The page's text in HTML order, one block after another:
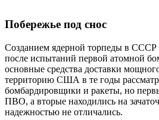
Побережье под снос
Созданием ядерной торпеды в СССР
после испытаний первой атомной
основные средства доставки
территорию США в те годы
бомбардировщики и ракеты, но
ПВО, а вторые находились на
надежностью не отличались.